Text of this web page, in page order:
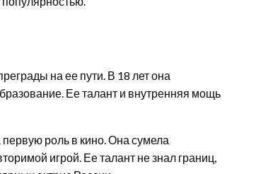
на ее пути. В 18 лет она
Ее талант и внутренняя мощь
роль в кино. Она сумела
игрой. Ее талант не знал границ,